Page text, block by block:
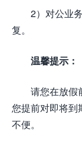
2）对公业
复。
温馨提示：
请您在放假
您提前对即将到
不便。